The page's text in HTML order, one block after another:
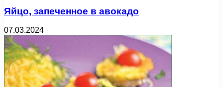
Яйцо, запеченное в авокадо
07.03.2024